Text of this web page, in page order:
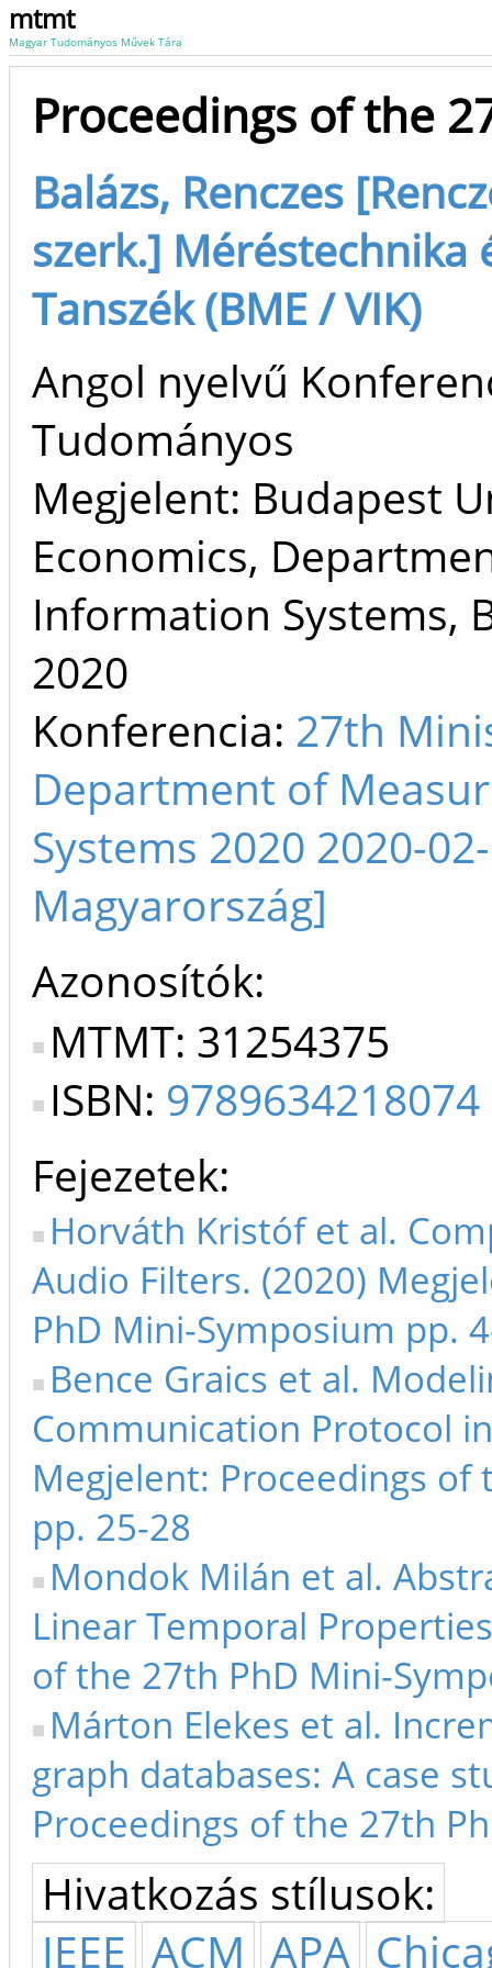
mtmt
Magyar Tudományos Művek Tára
Proceedings of the
Balázs, Renczes
szerk.] Méréstechnika
Tanszék (BME / VIK)
Angol nyelvű
Tudományos
Megjelent: Budapest
Economics,
Information Systems,
2020
Konferencia: 27th
Department of
Systems 2020 2020-
Magyarország]
Azonosítók
MTMT: 31254375
ISBN: 9789634218074
Fejezetek
Horváth Kristóf et al.
Audio Filters. (2020)
PhD Mini-Symposium pp.
Bence Graics et al.
Communication Protocol
Megjelent: Proceedings
pp. 25-28
Mondok Milán et al.
Linear Temporal
of the 27th PhD Mini-
Márton Elekes et al.
graph databases: A case
Proceedings of the 27th
Hivatkozás stílusok:
IEEE ACM APA